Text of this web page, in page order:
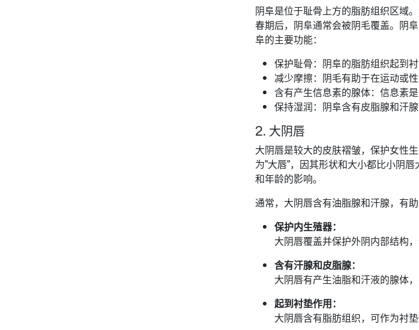
阴阜是位于耻骨上方的脂肪组织区域
春期后，阴阜通常会被阴毛覆盖。阴
阜的主要功能：
保护耻骨：阴阜的脂肪组织起到
减少摩擦：阴毛有助于在运动或性
含有产生信息素的腺体：信息素
保持湿润：阴阜含有皮脂腺和汗
2. 大阴唇
大阴唇是较大的皮肤褶皱，保护女性
为"大唇"，因其形状和大小都比小阴
和年龄的影响。
通常，大阴唇含有油脂腺和汗腺，有
保护内生殖器：
大阴唇覆盖并保护外阴内部结构
含有汗腺和皮脂腺：
大阴唇有产生油脂和汗液的腺体
起到衬垫作用：
大阴唇含有脂肪组织，可作为衬